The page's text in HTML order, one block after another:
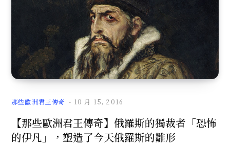
那些歐洲君王傳奇 10 月 15, 2016
【那些歐洲君王傳奇】俄羅斯的獨裁者「恐怖
的伊凡」，塑造了今天俄羅斯的雛形